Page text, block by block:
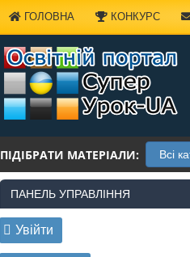
ГОЛОВНА КОНКУРС
ПІДІБРАТИ МАТЕРІАЛИ:
ПАНЕЛЬ УПРАВЛІННЯ
Увійти